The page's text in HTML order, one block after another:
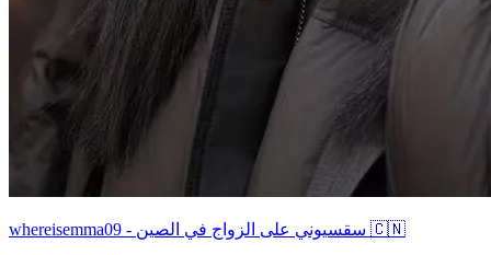
whereisemma09 - سقسيوني على الزواج في الصين 🇨🇳